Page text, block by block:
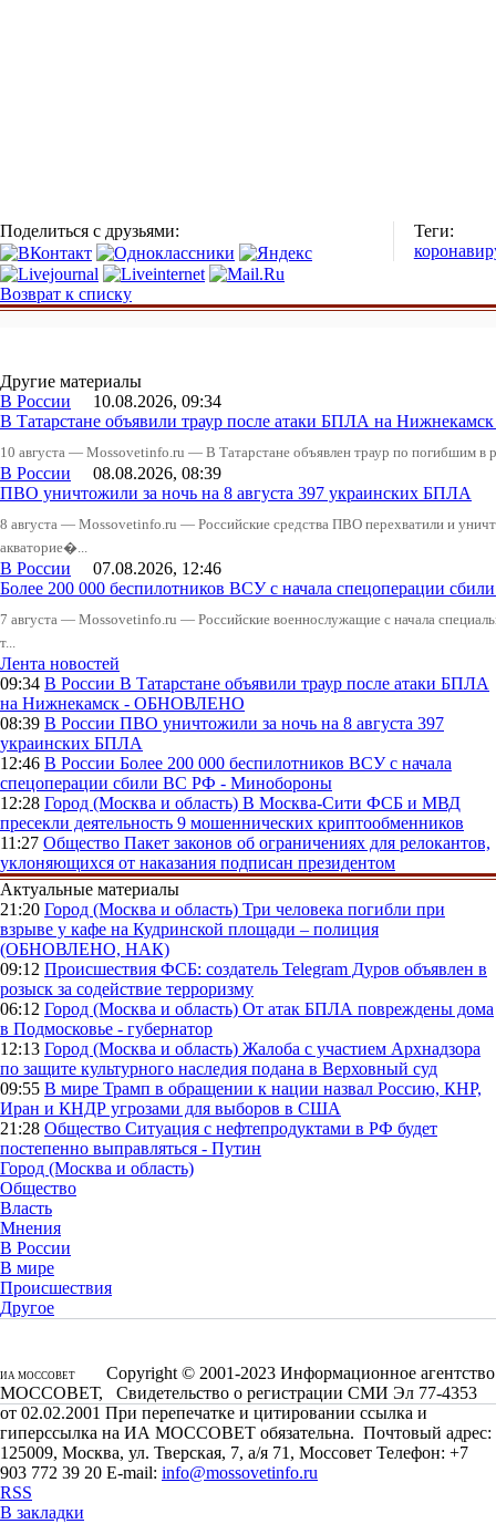
Поделиться с друзьями:
Теги:
Возврат к списку
Другие материалы
В России 10.08.2026, 09:34
В Татарстане объявили траур после атаки БПЛА на
10 августа — Mossovetinfo.ru — В Татарстане объявлен траур по погибшим в
В России 08.08.2026, 08:39
ПВО уничтожили за ночь на 8 августа 397 украинских БПЛА
8 августа — Mossovetinfo.ru — Российские средства ПВО перехватили и
акваторие�...
В России 07.08.2026, 12:46
Более 200 000 беспилотников ВСУ с начала спецоперации
7 августа — Mossovetinfo.ru — Российские военнослужащие с начала
т...
Лента новостей
09:34 В России В Татарстане объявили траур после атаки БПЛА
на Нижнекамск - ОБНОВЛЕНО
08:39 В России ПВО уничтожили за ночь на 8 августа 397
украинских БПЛА
12:46 В России Более 200 000 беспилотников ВСУ с начала
спецоперации сбили ВС РФ - Минобороны
12:28 Город (Москва и область) В Москва-Сити ФСБ и МВД
пресекли деятельность 9 мошеннических криптообменников
11:27 Общество Пакет законов об ограничениях для релокантов,
уклоняющихся от наказания подписан президентом
Актуальные материалы
21:20 Город (Москва и область) Три человека погибли при
взрыве у кафе на Кудринской площади – полиция
(ОБНОВЛЕНО, НАК)
09:12 Происшествия ФСБ: создатель Telegram Дуров объявлен в
розыск за содействие терроризму
06:12 Город (Москва и область) От атак БПЛА повреждены дома
в Подмосковье - губернатор
12:13 Город (Москва и область) Жалоба с участием Архнадзора
по защите культурного наследия подана в Верховный суд
09:55 В мире Трамп в обращении к нации назвал Россию, КНР,
Иран и КНДР угрозами для выборов в США
21:28 Общество Ситуация с нефтепродуктами в РФ будет
постепенно выправляться - Путин
Город (Москва и область)
Общество
Власть
Мнения
В России
В мире
Происшествия
Другое
ИА МОССОВЕТ
Copyright © 2001-2023 Информационное агентство
МОССОВЕТ, Свидетельство о регистрации СМИ Эл 77-4353
от 02.02.2001 При перепечатке и цитировании ссылка и
гиперссылка на ИА МОССОВЕТ обязательна. Почтовый адрес:
125009, Москва, ул. Тверская, 7, а/я 71, Моссовет Телефон: +7
903 772 39 20 E-mail: info@mossovetinfo.ru
RSS
В закладки